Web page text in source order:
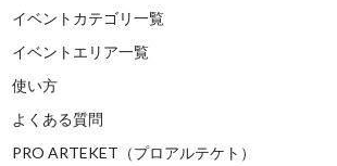
イベントカテゴリ一覧
イベントエリア一覧
使い方
よくある質問
PRO ARTEKET（プロアルテケト）